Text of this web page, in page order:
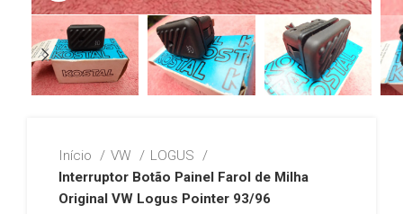
Início VW
LOGUS
Interruptor Botão Painel Farol de Milha
Original VW Logus Pointer 93/96